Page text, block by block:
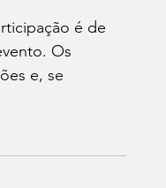
é de
Os
e, se